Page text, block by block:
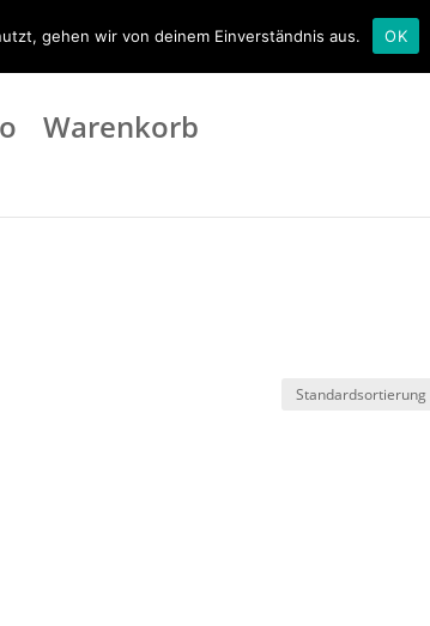
Warenkorb
gehen wir von deinem Einverständnis aus. OK